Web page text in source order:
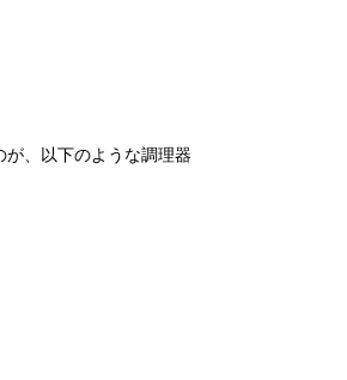
が、以下のような調理器